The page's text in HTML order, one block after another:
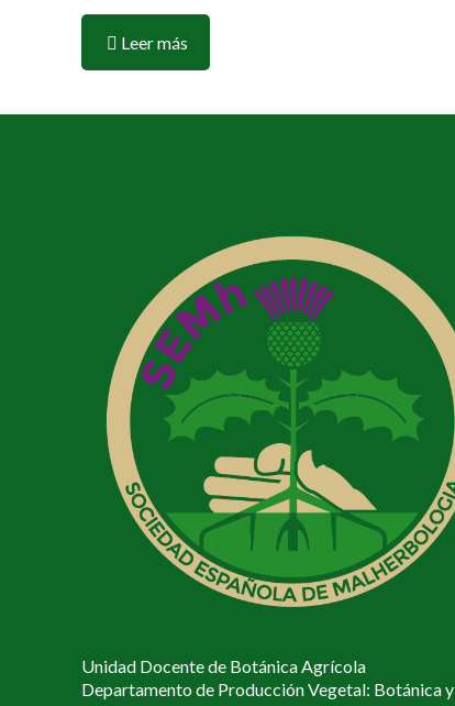
Leer más
Unidad Docente de Botánica Agrícola
Departamento de Producción Vegetal: Botánica y